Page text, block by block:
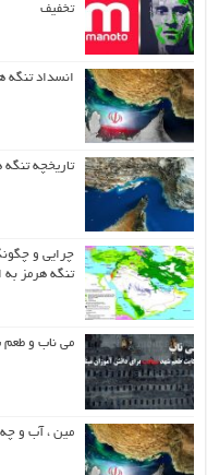
تخفیف
انسداد تنگه
تاریخچه تنگه
چرایی و
تنگه هرمز به
می ناب و طعم
مین ، آب و